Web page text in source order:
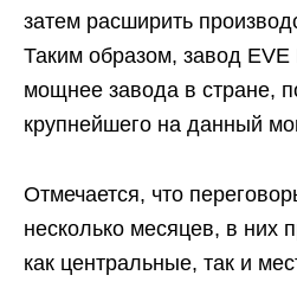
затем расширить
Таким образом, завод EVE
мощнее завода в стране,
крупнейшего на данный
Отмечается, что
несколько месяцев, в них
как центральные, так и